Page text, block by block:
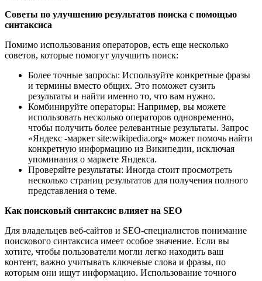
Советы по улучшению результатов поиска с помощью
синтаксиса
Помимо использования операторов, есть еще несколько
советов, которые помогут улучшить поиск:
Более точные запросы: Используйте конкретные фразы
и термины вместо общих. Это поможет сузить
результаты и найти именно то, что вам нужно.
Комбинируйте операторы: Например, вы можете
использовать несколько операторов одновременно,
чтобы получить более релевантные результаты. Запрос
«Яндекс -маркет site:wikipedia.org» может помочь найти
конкретную информацию из Википедии, исключая
упоминания о маркете Яндекса.
Проверяйте результаты: Иногда стоит просмотреть
несколько страниц результатов для получения полного
представления о теме.
Как поисковый синтаксис влияет на SEO
Для владельцев веб-сайтов и SEO-специалистов понимание
поискового синтаксиса имеет особое значение. Если вы
хотите, чтобы пользователи могли легко находить ваш
контент, важно учитывать ключевые слова и фразы, по
которым они ищут информацию. Использование точного